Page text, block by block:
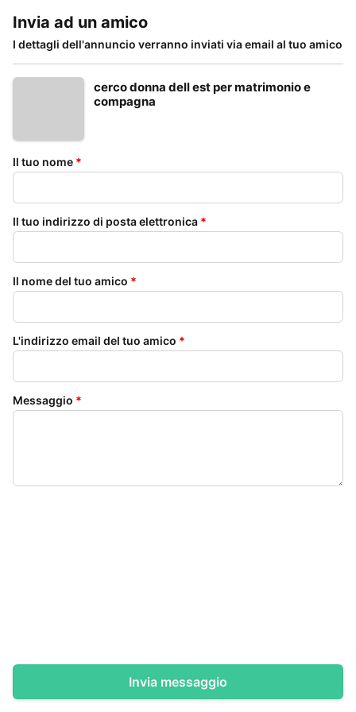
Invia ad un amico
I dettagli dell'annuncio verranno inviati via email al tuo amico
cerco donna dell est per matrimonio e
compagna
Il tuo nome *
Il tuo indirizzo di posta elettronica *
Il nome del tuo amico *
L'indirizzo email del tuo amico *
Messaggio *
Invia messaggio